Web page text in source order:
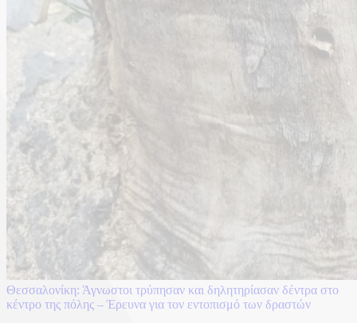
Θεσσαλονίκη: Άγνωστοι τρύπησαν και δηλητηρίασαν δέντρα στο
κέντρο της πόλης – Έρευνα για τον εντοπισμό των δραστών